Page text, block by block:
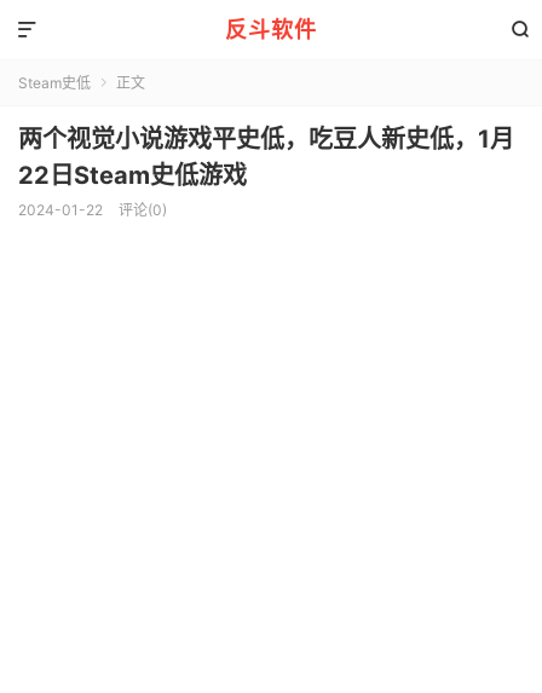
反斗软件 

Steam史低  正文
两个视觉小说游戏平史低，吃豆人新史低，1月
22日Steam史低游戏
2024-01-22 评论(0)